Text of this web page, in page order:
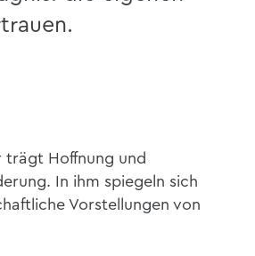
trägt Hoffnung und
In ihm spiegeln sich
Vorstellungen von